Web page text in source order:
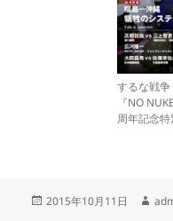
するな戦争
『NO
周年記念特
投
2015年10月11日
作